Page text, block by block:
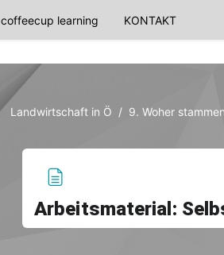
coffeecup learning KONTAKT
Landwirtschaft in Ö 9. Woher
Arbeitsmaterial: